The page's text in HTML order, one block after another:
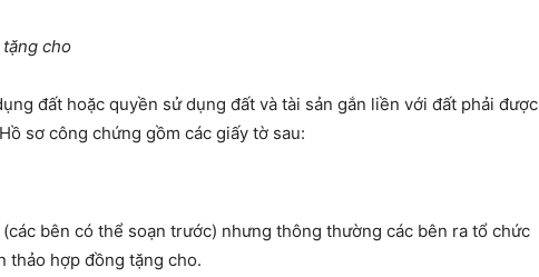
cho
đất hoặc quyền sử dụng đất và tài sản gắn liền với đất phải được
sơ công chứng gồm các giấy tờ sau:
bên có thể soạn trước) nhưng thông thường các bên ra tổ chức
thảo hợp đồng tặng cho.